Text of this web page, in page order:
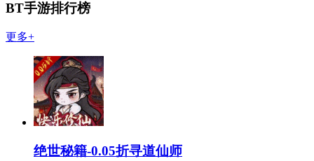
BT手游排行榜
更多+
绝世秘籍-0.05折寻道仙师